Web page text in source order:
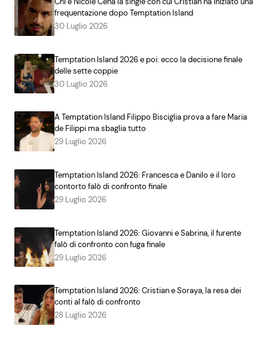
frequentazione dopo Temptation Island
30 Luglio 2026
Temptation Island 2026 e poi: ecco la decisione finale
delle sette coppie
30 Luglio 2026
A Temptation Island Filippo Bisciglia prova a fare Maria
de Filippi ma sbaglia tutto
29 Luglio 2026
Temptation Island 2026: Francesca e Danilo e il loro
contorto falò di confronto finale
29 Luglio 2026
Temptation Island 2026: Giovanni e Sabrina, il furente
falò di confronto con fuga finale
29 Luglio 2026
Temptation Island 2026: Cristian e Soraya, la resa dei
conti al falò di confronto
28 Luglio 2026